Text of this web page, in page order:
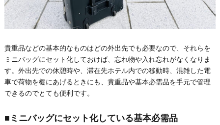
貴重品などの基本的なものはどの外出先でも必要なので、それらを
ミニバッグにセット化しておけば、忘れ物や入れ忘れがなくなりま
す。外出先での休憩時や、滞在先ホテル内での移動時、混雑した電
車で荷物を棚にあげるときにも、貴重品や基本必需品を手元で管理
できるのでとても便利です。
■ミニバッグにセット化している基本必需品